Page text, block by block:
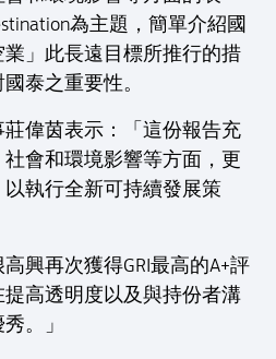
為主題，簡單介紹國
」此長遠目標所推行的措
泰之重要性。
偉茵表示：「這份報告充
會和環境影響等方面，更
執行全新可持續發展策
興再次獲得GRI最高的A+評
高透明度以及與持份者溝
。」